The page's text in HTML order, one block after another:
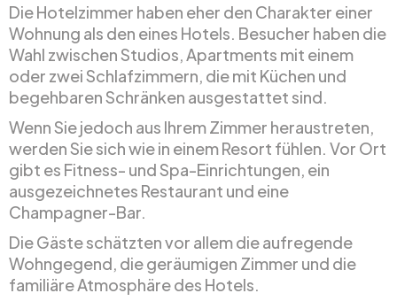
Die Hotelzimmer haben eher den Charakter einer
Wohnung als den eines Hotels. Besucher haben die
Wahl zwischen Studios, Apartments mit einem
oder zwei Schlafzimmern, die mit Küchen und
begehbaren Schränken ausgestattet sind.
Wenn Sie jedoch aus Ihrem Zimmer heraustreten,
werden Sie sich wie in einem Resort fühlen. Vor Ort
gibt es Fitness- und Spa-Einrichtungen, ein
ausgezeichnetes Restaurant und eine
Champagner-Bar.
Die Gäste schätzten vor allem die aufregende
Wohngegend, die geräumigen Zimmer und die
familiäre Atmosphäre des Hotels.